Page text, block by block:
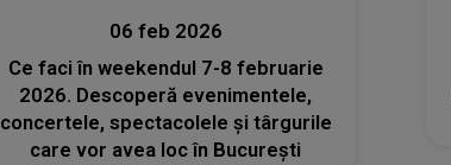
06 feb 2026
Ce faci în weekendul 7-8 februarie
2026. Descoperă evenimentele,
concertele, spectacolele și târgurile
care vor avea loc în București